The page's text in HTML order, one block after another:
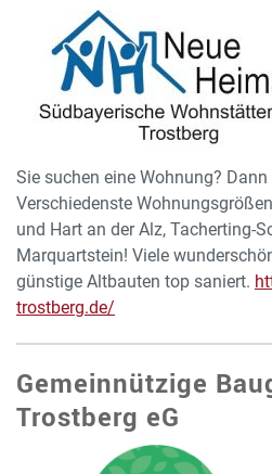
Sie suchen eine Wohnung?
Verschiedenste
und Hart an der Alz, Tacherting-
Marquartstein! Viele
günstige Altbauten top saniert.
trostberg.de/
Gemeinnützige
Trostberg eG